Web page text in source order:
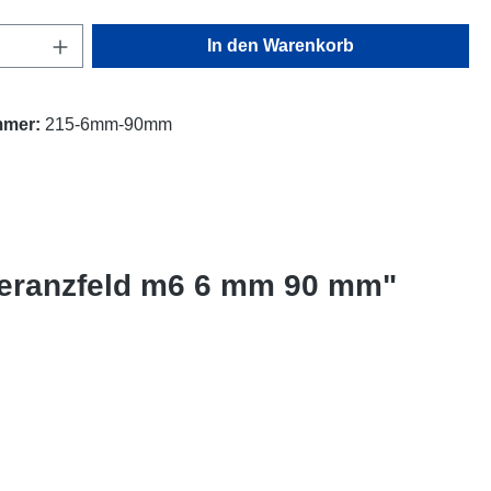
Anzahl: Gib den gewünschten Wert ein
In den Warenkorb
215-6mm-90mm
m6 6 mm 90 mm"